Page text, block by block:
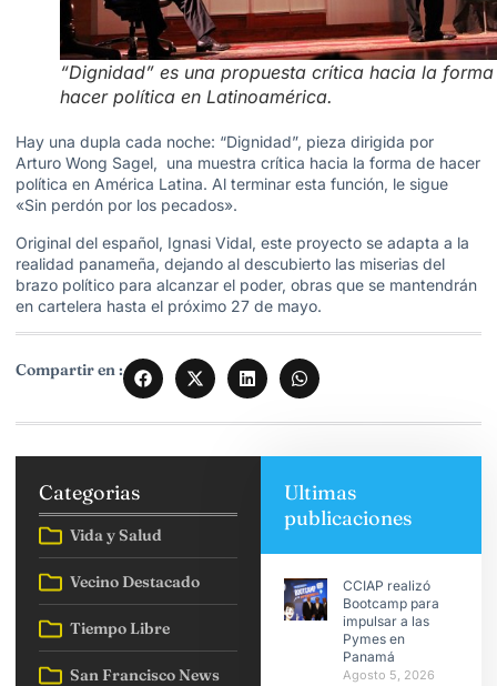
“Dignidad” es una propuesta crítica hacia la
hacer política en Latinoamérica.
Hay una dupla cada noche: “Dignidad”, pieza dirigida por
Arturo Wong Sagel, una muestra crítica hacia la forma de hacer
política en América Latina. Al terminar esta función, le sigue
«Sin perdón por los pecados».
Original del español, Ignasi Vidal, este proyecto se adapta a la
realidad panameña, dejando al descubierto las miserias del
brazo político para alcanzar el poder, obras que se mantendrán
en cartelera hasta el próximo 27 de mayo.
Compartir en :
Categorias
Vida y Salud
Vecino Destacado
Tiempo Libre
San Francisco News
Ultimas
publicaciones
CCIAP realizó
Bootcamp para
impulsar a las
Pymes en
Panamá
Agosto 5, 2026